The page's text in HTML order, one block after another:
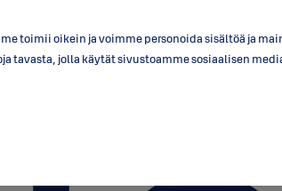
toimii oikein ja voimme personoida sisältöä ja
tavasta, jolla käytät sivustoamme sosiaalisen